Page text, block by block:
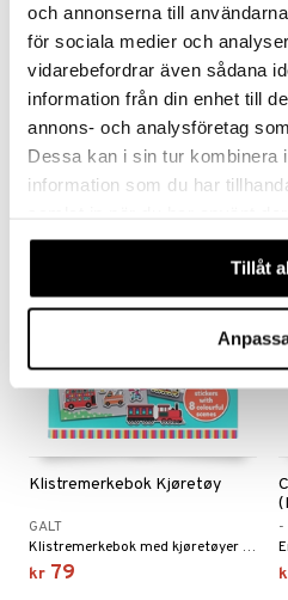
och annonserna till
för sociala medier och
vidarebefordrar även sådana
information från din enhet till
annons- och analysföretag
Dessa kan i sin tur kombinera
information som du har
våra cookies vid fortsatt
Tillåt
TOPModel Make-Up Design
Book
TOPMODEL
Bli makeupartist!
kr 99
Klistremerkebok Kjøretøy
GALT
Klistremerkebok med kjøretøyer som kan brukes om og om igjen.
kr 79
-